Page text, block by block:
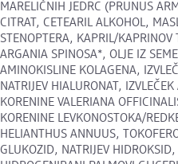
MARELIČNIH JEDRC (PRUNUS
CITRAT, CETEARIL ALKOHOL,
STENOPTERA, KAPRIL/KAPRINOV
ARGANIA SPINOSA*, OLJE IZ
AMINOKISLINE KOLAGENA,
NATRIJEV HIALURONAT,
KORENINE VALERIANA
KORENINE LEVKONOSTOKA/
HELIANTHUS ANNUUS,
GLUKOZID, NATRIJEV